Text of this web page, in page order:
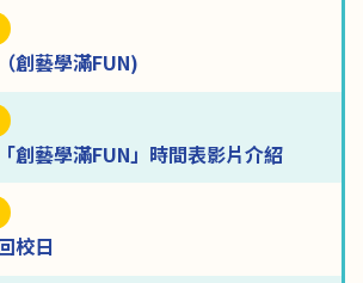
創藝學滿FUN)
創藝學滿FUN」時間表影片介紹
校日